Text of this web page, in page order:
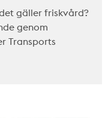
gäller friskvård?
genom
Transports